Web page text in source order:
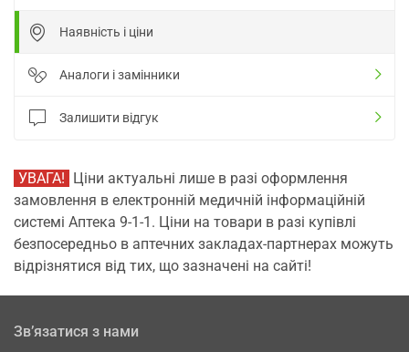
Наявність і ціни
Аналоги і замінники
Залишити відгук
УВАГА! Ціни актуальні лише в разі оформлення
замовлення в електронній медичній інформаційній
системі Аптека 9-1-1. Ціни на товари в разі купівлі
безпосередньо в аптечних закладах-партнерах можуть
відрізнятися від тих, що зазначені на сайті!
Зв’язатися з нами